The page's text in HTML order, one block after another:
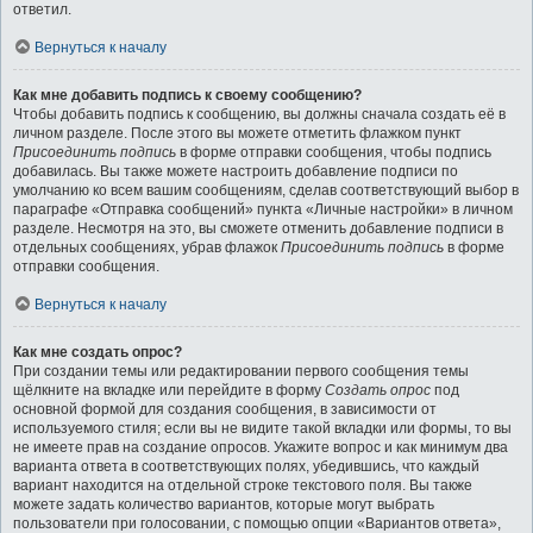
ответил.
Вернуться к началу
Как мне добавить подпись к своему сообщению?
Чтобы добавить подпись к сообщению, вы должны сначала создать её в
личном разделе. После этого вы можете отметить флажком пункт
Присоединить подпись в форме отправки сообщения, чтобы подпись
добавилась. Вы также можете настроить добавление подписи по
умолчанию ко всем вашим сообщениям, сделав соответствующий выбор в
параграфе «Отправка сообщений» пункта «Личные настройки» в личном
разделе. Несмотря на это, вы сможете отменить добавление подписи в
отдельных сообщениях, убрав флажок Присоединить подпись в форме
отправки сообщения.
Вернуться к началу
Как мне создать опрос?
При создании темы или редактировании первого сообщения темы
щёлкните на вкладке или перейдите в форму Создать опрос под
основной формой для создания сообщения, в зависимости от
используемого стиля; если вы не видите такой вкладки или формы, то вы
не имеете прав на создание опросов. Укажите вопрос и как минимум два
варианта ответа в соответствующих полях, убедившись, что каждый
вариант находится на отдельной строке текстового поля. Вы также
можете задать количество вариантов, которые могут выбрать
пользователи при голосовании, с помощью опции «Вариантов ответа»,